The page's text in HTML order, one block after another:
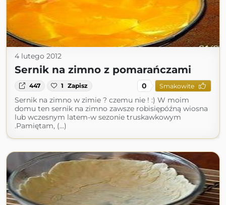
4 lutego 2012
Sernik na zimno z pomarańczami
447 1 Zapisz 0 Smakowite
Sernik na zimno w zimie ? czemu nie ! :) W moim
domu ten sernik na zimno zawsze robisiępóźną wiosna
lub wczesnym latem-w sezonie truskawkowym
.Pamiętam, (...)